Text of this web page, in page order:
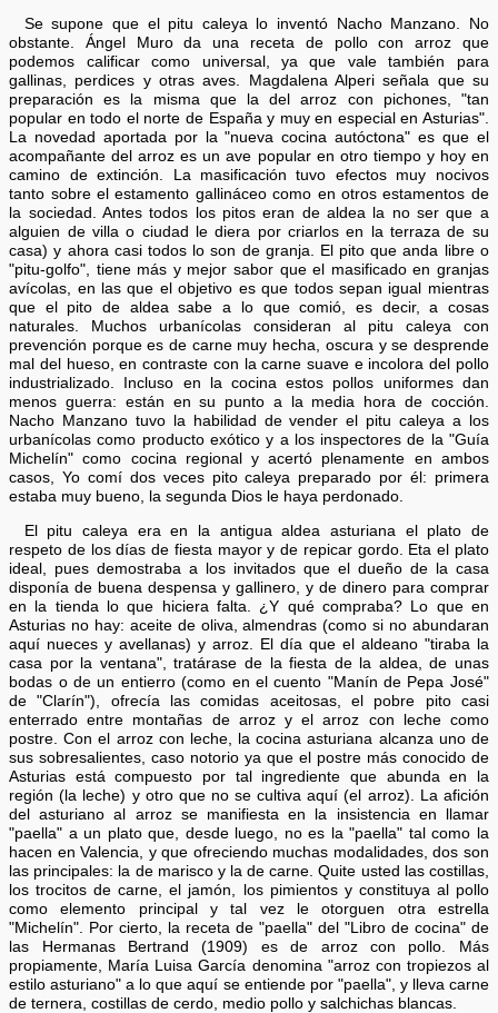
Se supone que el pitu caleya lo inventó Nacho Manzano. No
obstante. Ángel Muro da una receta de pollo con arroz que
podemos calificar como universal, ya que vale también para
gallinas, perdices y otras aves. Magdalena Alperi señala que su
preparación es la misma que la del arroz con pichones, "tan
popular en todo el norte de España y muy en especial en Asturias".
La novedad aportada por la "nueva cocina autóctona" es que el
acompañante del arroz es un ave popular en otro tiempo y hoy en
camino de extinción. La masificación tuvo efectos muy nocivos
tanto sobre el estamento gallináceo como en otros estamentos de
la sociedad. Antes todos los pitos eran de aldea la no ser que a
alguien de villa o ciudad le diera por criarlos en la terraza de su
casa) y ahora casi todos lo son de granja. El pito que anda libre o
"pitu-golfo", tiene más y mejor sabor que el masificado en granjas
avícolas, en las que el objetivo es que todos sepan igual mientras
que el pito de aldea sabe a lo que comió, es decir, a cosas
naturales. Muchos urbanícolas consideran al pitu caleya con
prevención porque es de carne muy hecha, oscura y se desprende
mal del hueso, en contraste con la carne suave e incolora del pollo
industrializado. Incluso en la cocina estos pollos uniformes dan
menos guerra: están en su punto a la media hora de cocción.
Nacho Manzano tuvo la habilidad de vender el pitu caleya a los
urbanícolas como producto exótico y a los inspectores de la "Guía
Michelín" como cocina regional y acertó plenamente en ambos
casos, Yo comí dos veces pito caleya preparado por él: primera
estaba muy bueno, la segunda Dios le haya perdonado.
El pitu caleya era en la antigua aldea asturiana el plato de
respeto de los días de fiesta mayor y de repicar gordo. Eta el plato
ideal, pues demostraba a los invitados que el dueño de la casa
disponía de buena despensa y gallinero, y de dinero para comprar
en la tienda lo que hiciera falta. ¿Y qué compraba? Lo que en
Asturias no hay: aceite de oliva, almendras (como si no abundaran
aquí nueces y avellanas) y arroz. El día que el aldeano "tiraba la
casa por la ventana", tratárase de la fiesta de la aldea, de unas
bodas o de un entierro (como en el cuento "Manín de Pepa José"
de "Clarín"), ofrecía las comidas aceitosas, el pobre pito casi
enterrado entre montañas de arroz y el arroz con leche como
postre. Con el arroz con leche, la cocina asturiana alcanza uno de
sus sobresalientes, caso notorio ya que el postre más conocido de
Asturias está compuesto por tal ingrediente que abunda en la
región (la leche) y otro que no se cultiva aquí (el arroz). La afición
del asturiano al arroz se manifiesta en la insistencia en llamar
"paella" a un plato que, desde luego, no es la "paella" tal como la
hacen en Valencia, y que ofreciendo muchas modalidades, dos son
las principales: la de marisco y la de carne. Quite usted las costillas,
los trocitos de carne, el jamón, los pimientos y constituya al pollo
como elemento principal y tal vez le otorguen otra estrella
"Michelín". Por cierto, la receta de "paella" del "Libro de cocina" de
las Hermanas Bertrand (1909) es de arroz con pollo. Más
propiamente, María Luisa García denomina "arroz con tropiezos al
estilo asturiano" a lo que aquí se entiende por "paella", y lleva carne
de ternera, costillas de cerdo, medio pollo y salchichas blancas.